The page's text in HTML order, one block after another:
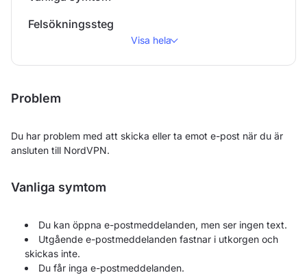
Felsökningssteg
Visa hela
Problem
Du har problem med att skicka eller ta emot e-post när du är
ansluten till NordVPN.
Vanliga symtom
Du kan öppna e-postmeddelanden, men ser ingen text.
Utgående e-postmeddelanden fastnar i utkorgen och
skickas inte.
Du får inga e-postmeddelanden.